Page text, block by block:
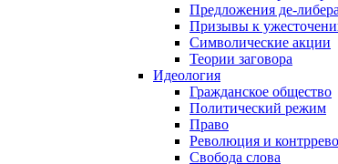
Предложения де-
Призывы к
Символические акции
Теории заговора
Идеология
Гражданское общество
Политический режим
Право
Революция и
Свобода слова